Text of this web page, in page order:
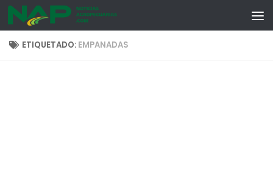
Skip to content
ETIQUETADO: EMPANADAS